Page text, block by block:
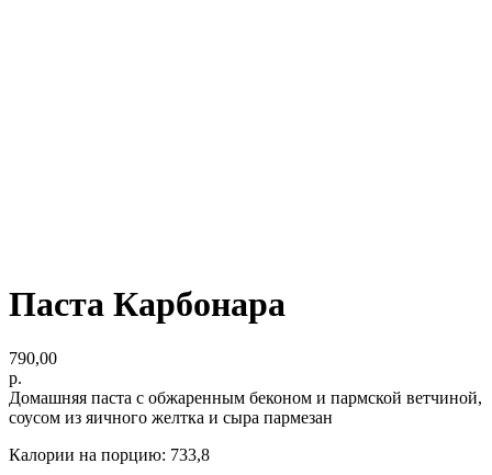
Паста Карбонара
790,00
р.
Домашняя паста с обжаренным беконом и пармской ветчиной,
соусом из яичного желтка и сыра пармезан
Калории на порцию: 733,8